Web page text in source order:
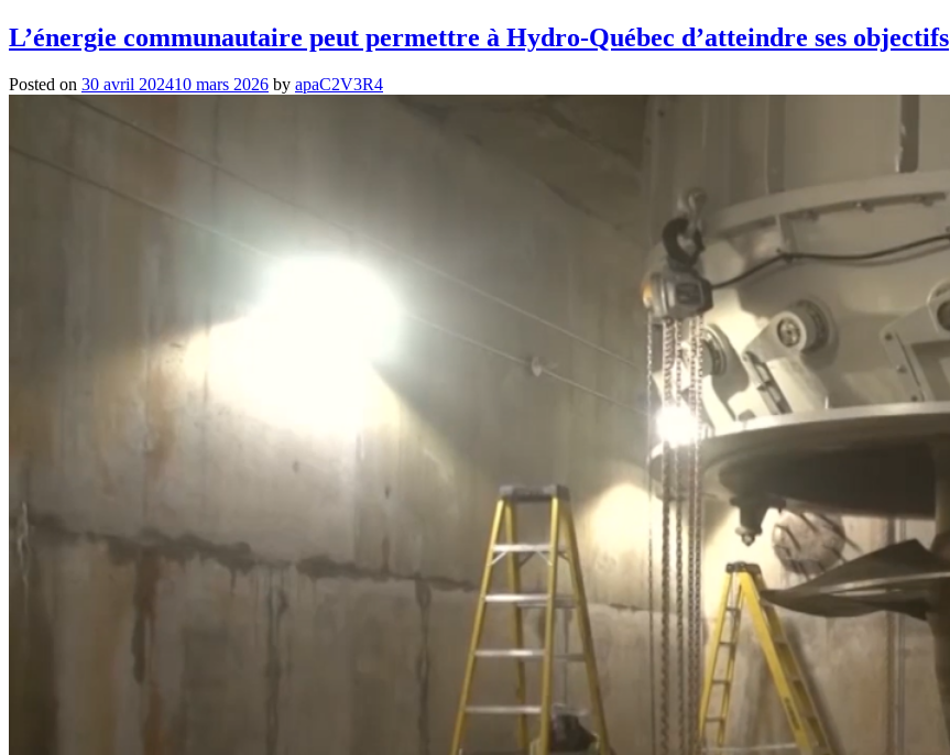
L’énergie communautaire peut permettre à Hydro-Québec d’atteindre ses objectifs
Posted on 30 avril 202410 mars 2026 by apaC2V3R4